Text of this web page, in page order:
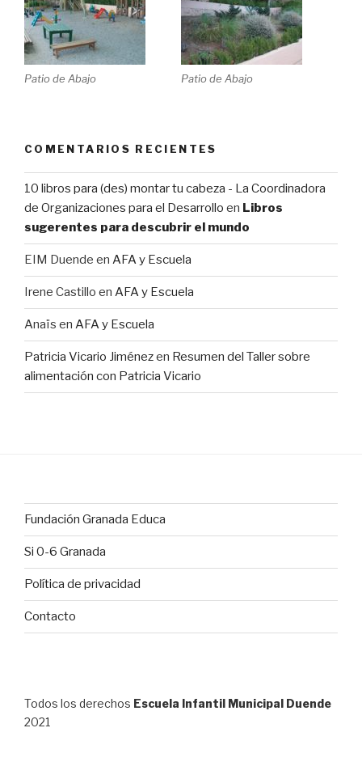
Patio de Abajo Patio de Abajo
COMENTARIOS RECIENTES
10 libros para (des) montar tu cabeza - La Coordinadora
de Organizaciones para el Desarrollo en Libros
sugerentes para descubrir el mundo
EIM Duende en AFA y Escuela
Irene Castillo en AFA y Escuela
Anaïs en AFA y Escuela
Patricia Vicario Jiménezen Resumen del Taller sobre
alimentación con Patricia Vicario
Fundación Granada Educa
Si 0-6 Granada
Política de privacidad
Contacto
Todos los derechos Escuela Infantil Municipal Duende
2021